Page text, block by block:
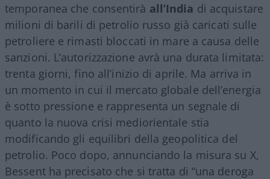
temporanea che consentirà all’India di acquistare
milioni di barili di petrolio russo già caricati sulle
petroliere e rimasti bloccati in mare a causa delle
sanzioni. L’autorizzazione avrà una durata limitata:
trenta giorni, fino all’inizio di aprile. Ma arriva in
un momento in cui il mercato globale dell’energia
è sotto pressione e rappresenta un segnale di
quanto la nuova crisi mediorientale stia
modificando gli equilibri della geopolitica del
petrolio. Poco dopo, annunciando la misura su X,
Bessent ha precisato che si tratta di “una deroga